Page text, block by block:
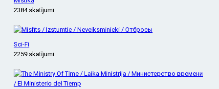
2384 skatījumi
Sci-Fi
2259 skatījumi